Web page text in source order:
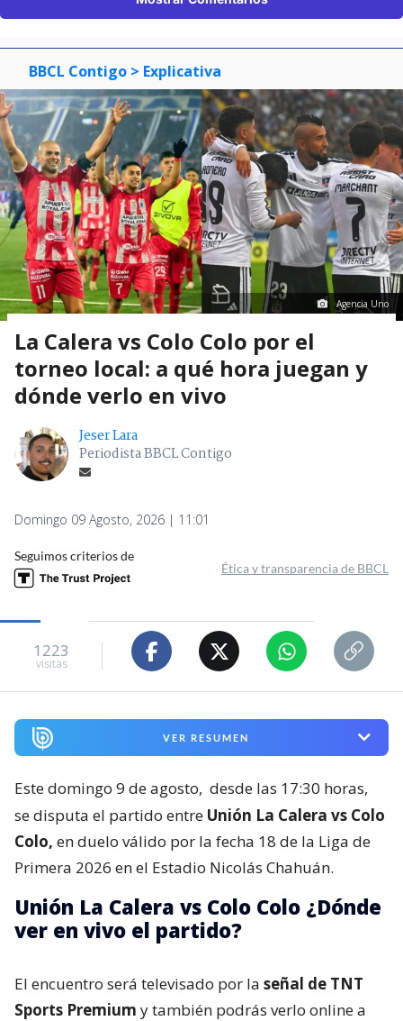
BBCL Contigo > Explicativa
Agencia Uno
La Calera vs Colo Colo por el
torneo local: a qué hora juegan y
dónde verlo en vivo
Jeser Lara
Periodista BBCL Contigo
Domingo 09 Agosto, 2026 | 11:01
Seguimos criterios de
Ética y transparencia de BBCL
1223
visitas
VER RESUMEN
Este domingo 9 de agosto, desde las 17:30 horas,
se disputa el partido entre Unión La Calera vs Colo
Colo, en duelo válido por la fecha 18 de la Liga de
Primera 2026 en el Estadio Nicolás Chahuán.
Unión La Calera vs Colo Colo ¿Dónde
ver en vivo el partido?
El encuentro será televisado por la señal de TNT
Sports Premium y también podrás verlo online a